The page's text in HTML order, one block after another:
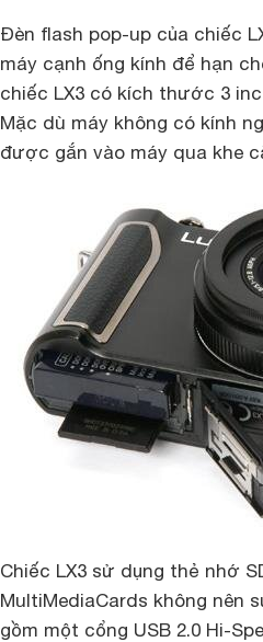
Đèn flash pop-up của chiếc
máy cạnh ống kính để hạn
chiếc LX3 có kích thước 3
Mặc dù máy không có kính
được gắn vào máy qua khe
Chiếc LX3 sử dụng thẻ nhớ
MultiMediaCards không nên
gồm một cổng USB 2.0 Hi-